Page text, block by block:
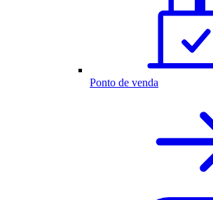
Ponto de venda